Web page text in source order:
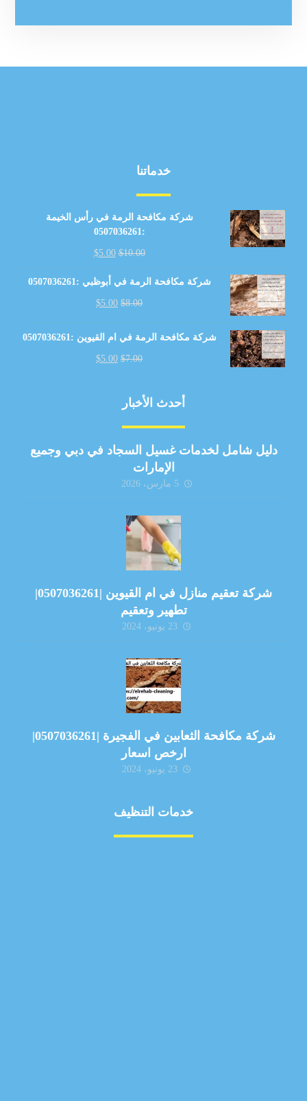
خدماتنا
شركة مكافحة الرمة في رأس الخيمة
:0507036261
$10.00
$5.00
شركة مكافحة الرمة في أبوظبي :0507036261
$8.00
$5.00
شركة مكافحة الرمة في ام القيوين :0507036261
$7.00
$5.00
أحدث الأخبار
دليل شامل لخدمات غسيل السجاد في دبي وجميع
الإمارات
5 مارس، 2026
شركة تعقيم منازل في ام القيوين |0507036261|
تطهير وتعقيم
23 يونيو، 2024
شركة مكافحة الثعابين في الفجيرة |0507036261|
ارخص اسعار
23 يونيو، 2024
خدمات التنظيف